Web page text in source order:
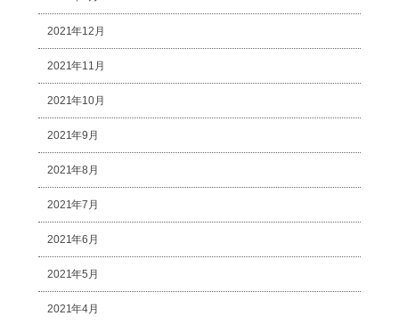
2021年12月
2021年11月
2021年10月
2021年9月
2021年8月
2021年7月
2021年6月
2021年5月
2021年4月